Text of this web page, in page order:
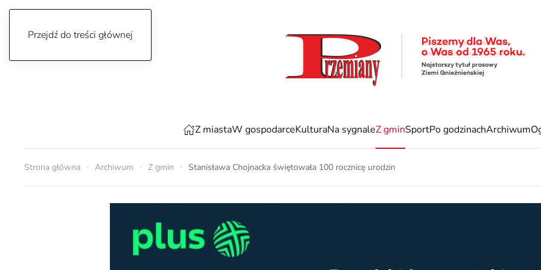
Przejdź do treści głównej
Z miastaW gospodarceKulturaNa sygnaleZ gminSportPo godzinachArchiwum
Strona główna Archiwum Z gmin Stanisława Chojnacka świętowała 100 rocznicę urodzin